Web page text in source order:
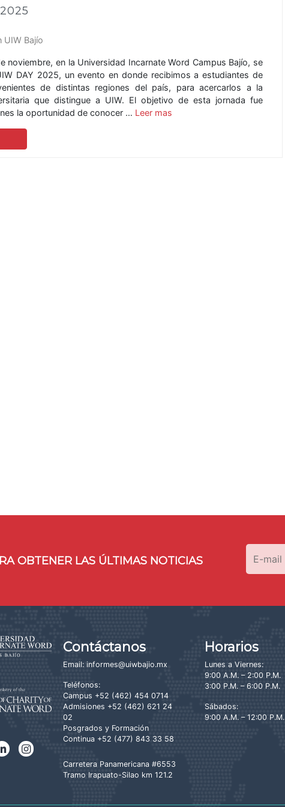
UIW Bajío
noviembre, en la Universidad Incarnate Word Campus Bajío, se
DAY 2025, un evento en donde recibimos a estudiantes de
de distintas regiones del país, para acercarlos a la
que distingue a UIW. El objetivo de esta jornada fue
la oportunidad de conocer … Leer mas
OBTENER LAS ÚLTIMAS NOTICIAS
Contáctanos
Email: informes@uiwbajio.mx
Teléfonos:
Campus +52 (462) 454 0714
Admisiones +52 (462) 621 24
02
Posgrados y Formación
Continua +52 (477) 843 33 58
Carretera Panamericana #6553
Tramo Irapuato-Silao km 121.2
Horarios
Lunes a Viernes:
9:00 A.M. – 2:00 P.M.
3:00 P.M. – 6:00 P.M.
Sábados:
9:00 A.M. – 12:00 P.M.